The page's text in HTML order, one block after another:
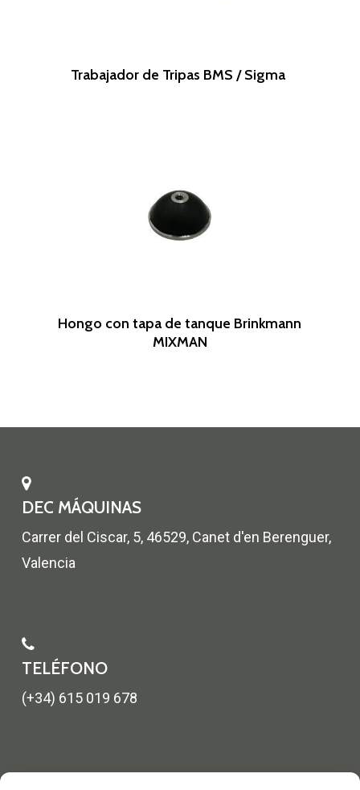
Leer Más
Trabajador de Tripas BMS / Sigma
Leer Más
Hongo con tapa de tanque Brinkmann
MIXMAN
DEC MÁQUINAS
Carrer del Ciscar, 5, 46529, Canet d'en Berenguer,
Valencia
TELÉFONO
(+34) 615 019 678